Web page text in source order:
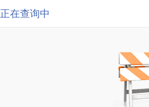
正在查询中